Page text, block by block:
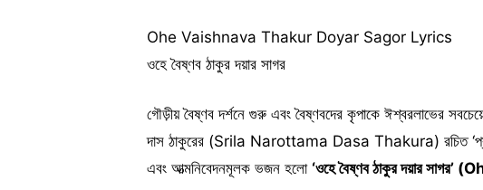
Ohe Vaishnava Thakur Doyar Sagor Lyrics
ওহে বৈষ্ণব ঠাকুর দয়ার সাগর
গৌড়ীয় বৈষ্ণব দর্শনে গুরু এবং বৈষ্ণবদের কৃপাকে ঈশ্বরলাভের
দাস ঠাকুরের (Srila Narottama Dasa Thakura) রচিত
এবং আত্মনিবেদনমূলক ভজন হলো ‘ওহে বৈষ্ণব ঠাকুর দয়ার